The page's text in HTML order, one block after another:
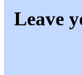
Leave